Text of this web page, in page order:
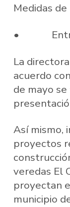
Medidas
•
La
acuerdo
de mayo
Así mismo,
proyectos
veredas El
proyectan
municipio